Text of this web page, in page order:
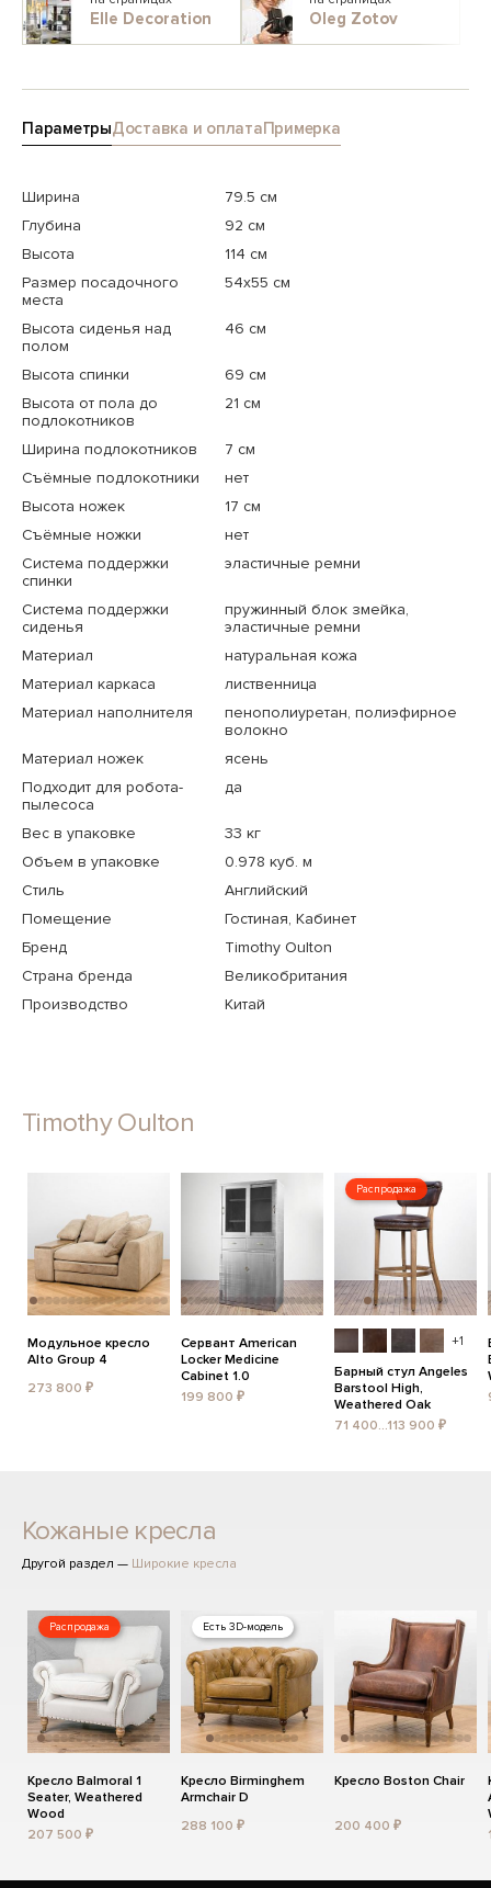
Elle Decoration Oleg Zotov
ПараметрыДоставка и оплатаПримерка
Ширина
79.5 см
Глубина
92 см
Высота
114 см
Размер посадочного
места
54x55 см
Высота сиденья над
полом
46 см
Высота спинки
69 см
Высота от пола до
подлокотников
21 см
Ширина подлокотников
7 см
Съёмные подлокотники
нет
Высота ножек
17 см
Съёмные ножки
нет
Система поддержки
спинки
эластичные ремни
Система поддержки
сиденья
пружинный блок змейка,
эластичные ремни
Материал
натуральная кожа
Материал каркаса
лиственница
Материал наполнителя
пенополиуретан, полиэфирное
волокно
Материал ножек
ясень
Подходит для робота-
пылесоса
да
Вес в упаковке
33 кг
Объем в упаковке
0.978 куб. м
Стиль
Английский
Помещение
Гостиная, Кабинет
Бренд
Timothy Oulton
Страна бренда
Великобритания
Производство
Китай
Timothy Oulton
Модульное кресло
Alto Group 4
273 800 ₽
Сервант American
Locker Medicine
Cabinet 1.0
199 800 ₽
Распродажа
+1
Барный стул Angeles
Barstool High,
Weathered Oak
71 400...113 900 ₽
Кожаные кресла
Другой раздел — Широкие кресла
Распродажа
Кресло Balmoral 1
Seater, Weathered
Wood
207 500 ₽
Есть 3D-модель
Кресло Birminghem
Armchair D
288 100 ₽
Кресло Boston Chair
200 400 ₽